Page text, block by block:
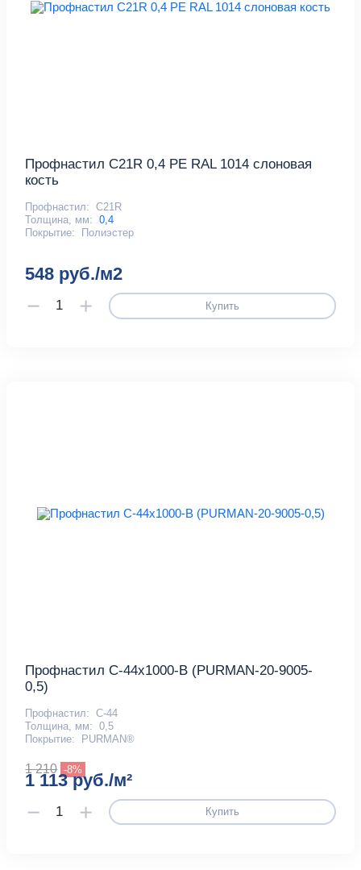
Профнастил С21R 0,4 PE RAL 1014 слоновая
кость
Профнастил: С21R
Толщина, мм: 0,4
Покрытие:
Полиэстер
548 руб./м2
Купить
Профнастил С-44x1000-B (PURMAN-20-9005-
0,5)
Профнастил: С-44
Толщина, мм: 0,5
Покрытие:
PURMAN®
1 210 -8%
1 113 руб./м²
Купить